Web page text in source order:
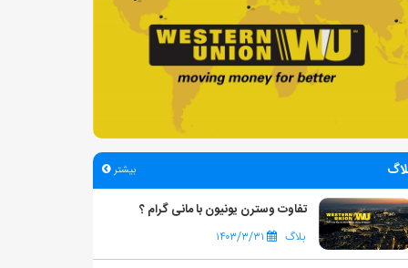
بیشتر
تفاوت وسترن یونیون با مانی گرام ؟
بلاگ ۱۴۰۳/۳/۳۱